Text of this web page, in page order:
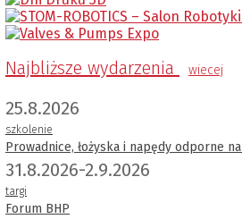
Najbliższe wydarzenia wiecej
25.8.2026
szkolenie
Prowadnice, łożyska i napędy odporne
31.8.2026-2.9.2026
targi
Forum BHP